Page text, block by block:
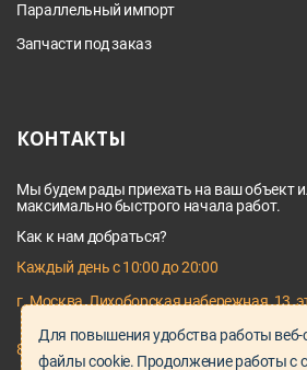
Параллельный импорт
Запчасти под заказ
КОНТАКТЫ
Мы будем рады приехать на ваш объект
максимально быстрого начала работ.
Как к нам добраться?
Каждый день с 10:00 до 20:00
г. Москва, Лихоборская набережная, 13,
8 495 128 03 64
Для повышения удобства работы веб-
файлы cookie. Продолжение работы с